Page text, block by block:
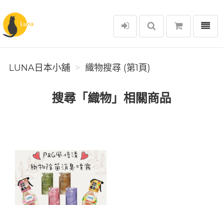
Luna日本小舖
選單
LUNA日本小舖 織物搜尋 (第1頁)
搜尋「織物」相關商品